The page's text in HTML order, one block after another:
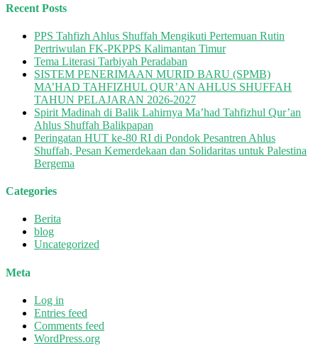
Recent Posts
PPS Tahfizh Ahlus Shuffah Mengikuti Pertemuan Rutin
Pertriwulan FK-PKPPS Kalimantan Timur
Tema Literasi Tarbiyah Peradaban
SISTEM PENERIMAAN MURID BARU (SPMB)
MA’HAD TAHFIZHUL QUR’AN AHLUS SHUFFAH
TAHUN PELAJARAN 2026-2027
Spirit Madinah di Balik Lahirnya Ma’had Tahfizhul Qur’an
Ahlus Shuffah Balikpapan
Peringatan HUT ke-80 RI di Pondok Pesantren Ahlus
Shuffah, Pesan Kemerdekaan dan Solidaritas untuk Palestina
Bergema
Categories
Berita
blog
Uncategorized
Meta
Log in
Entries feed
Comments feed
WordPress.org